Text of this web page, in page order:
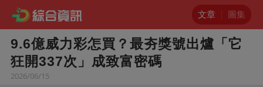
文章 圖集
9.6億威力彩怎買？最夯獎號出爐「它
狂開337次」成致富密碼
2026/06/15